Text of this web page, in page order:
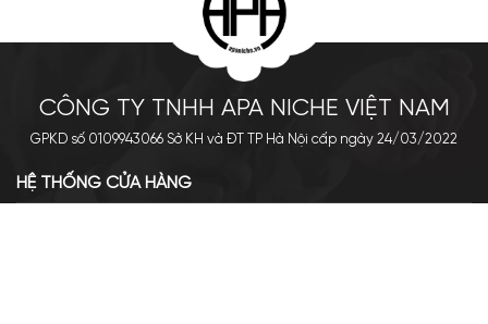
CÔNG TY TNHH APA NICHE VIỆT NAM
GPKD số 0109943066 Sở KH và ĐT TP Hà Nội cấp ngày 24/03/2022
HỆ THỐNG CỬA HÀNG